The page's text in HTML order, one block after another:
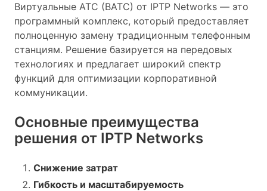
Виртуальные АТС (ВАТС) от IPTP Networks — это
программный комплекс, который предоставляет
полноценную замену традиционным телефонным
станциям. Решение базируется на передовых
технологиях и предлагает широкий спектр
функций для оптимизации корпоративной
коммуникации.
Основные преимущества
решения от IPTP Networks
Снижение затрат
Гибкость и масштабируемость